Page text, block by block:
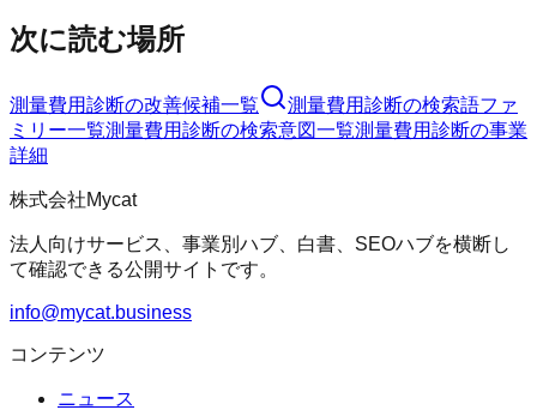
次に読む場所
測量費用診断の改善候補一覧 測量費用診断の検索語ファ
ミリー一覧測量費用診断の検索意図一覧測量費用診断の事業
詳細
株式会社Mycat
法人向けサービス、事業別ハブ、白書、SEOハブを横断し
て確認できる公開サイトです。
info@mycat.business
コンテンツ
ニュース